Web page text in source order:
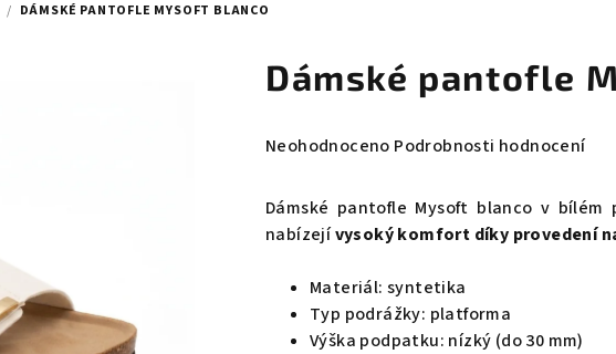
/ DÁMSKÉ PANTOFLE MYSOFT BLANCO
Dámské pantofle
Průměrné
produktu
hvězdiček.
Neohodnoceno Podrobnosti hodnocení
Dámské pantofle Mysoft blanco v bílém
nabízejívysoký komfort díky provedení
Materiál: syntetika
Typ podrážky: platforma
Výška podpatku: nízký (do 30 mm)